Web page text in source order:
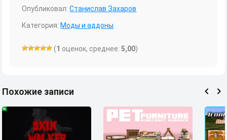
Опубликовал:Станислав Захаров
Категория:Моды и аддоны
(1 оценок, среднее:5,00)
Похожие записи